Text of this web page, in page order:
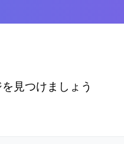
見つけましょう